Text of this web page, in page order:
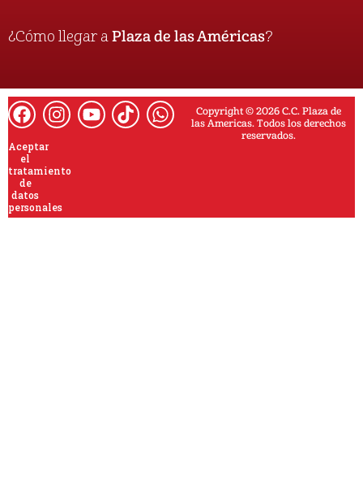
¿Cómo llegar a Plaza de las Américas?
Copyright © 2026 C.C. Plaza de
las Americas. Todos los derechos
reservados.
Aceptar
el
tratamiento
de
datos
personales